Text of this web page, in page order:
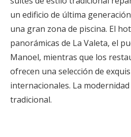
un edificio de última
una gran zona de piscina. El
panorámicas de La Valeta, el
Manoel, mientras que los
ofrecen una selección de
internacionales. La
tradicional.